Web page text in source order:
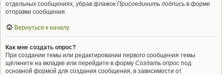
отдельных сообщениях, убрав флажок Присоединить подпись в форме
отправки сообщения.
Вернуться к началу
Как мне создать опрос?
При создании темы или редактировании первого сообщения темы
щёлкните на вкладке или перейдите в форму Создать опрос под
основной формой для создания сообщения, в зависимости от